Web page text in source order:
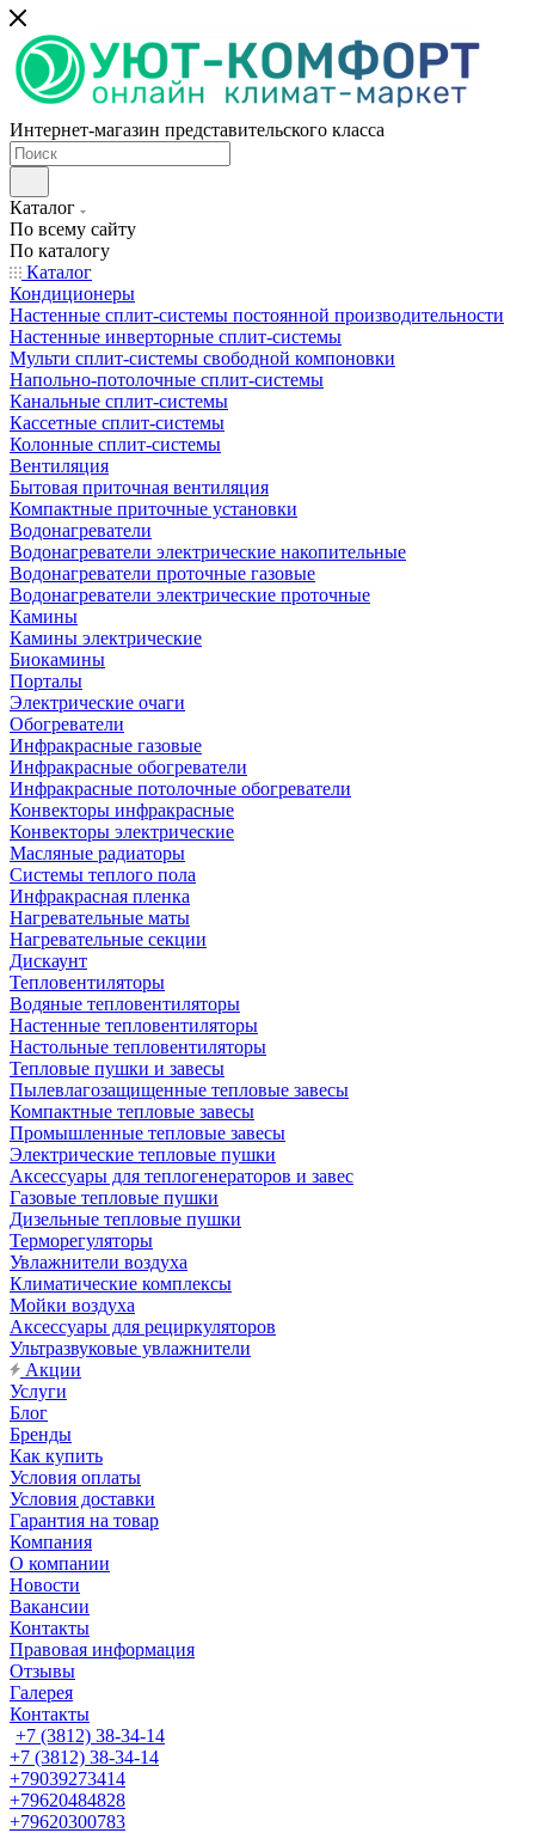
Интернет-магазин представительского класса
Каталог
По всему сайту
По каталогу
Каталог
Кондиционеры
Настенные сплит-системы постоянной производительности
Настенные инверторные сплит-системы
Мульти сплит-системы свободной компоновки
Напольно-потолочные сплит-системы
Канальные сплит-системы
Кассетные сплит-системы
Колонные сплит-системы
Вентиляция
Бытовая приточная вентиляция
Компактные приточные установки
Водонагреватели
Водонагреватели электрические накопительные
Водонагреватели проточные газовые
Водонагреватели электрические проточные
Камины
Камины электрические
Биокамины
Порталы
Электрические очаги
Обогреватели
Инфракрасные газовые
Инфракрасные обогреватели
Инфракрасные потолочные обогреватели
Конвекторы инфракрасные
Конвекторы электрические
Масляные радиаторы
Системы теплого пола
Инфракрасная пленка
Нагревательные маты
Нагревательные секции
Дискаунт
Тепловентиляторы
Водяные тепловентиляторы
Настенные тепловентиляторы
Настольные тепловентиляторы
Тепловые пушки и завесы
Пылевлагозащищенные тепловые завесы
Компактные тепловые завесы
Промышленные тепловые завесы
Электрические тепловые пушки
Аксессуары для теплогенераторов и завес
Газовые тепловые пушки
Дизельные тепловые пушки
Терморегуляторы
Увлажнители воздуха
Климатические комплексы
Мойки воздуха
Аксессуары для рециркуляторов
Ультразвуковые увлажнители
Акции
Услуги
Блог
Бренды
Как купить
Условия оплаты
Условия доставки
Гарантия на товар
Компания
О компании
Новости
Вакансии
Контакты
Правовая информация
Отзывы
Галерея
Контакты
+7 (3812) 38-34-14
+7 (3812) 38-34-14
+79039273414
+79620484828
+79620300783